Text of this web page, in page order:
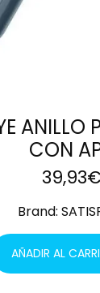
ANILLO
CON
39,93€
Brand:
AÑADIR AL